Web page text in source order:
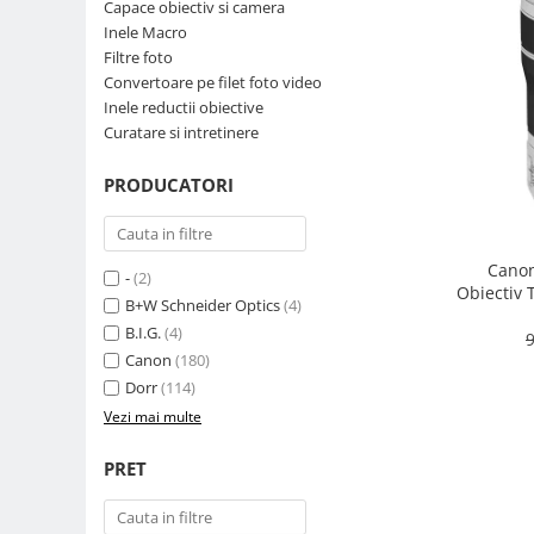
Huse si tocuri protectie obiective
Obiective Cinematice
Parasolare
Teleconvertoare
Filtre tip Cokin
Filtre White Balance
Inele reductii obiective
Curatare si intretinere
Capace obiectiv si camera
Inele Macro
Filtre foto
Convertoare pe filet foto video
Inele reductii obiective
Curatare si intretinere
PRODUCATORI
-(2)
B+W Schneider Optics(4)
B.I.G.(4)
Canon (180)
Dorr(114)
Vezi mai multe
PRET
Obiectiv